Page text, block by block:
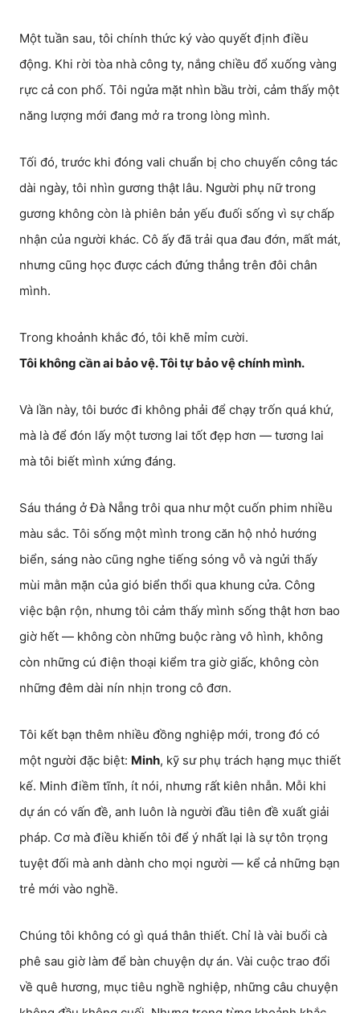
Một tuần sau, tôi chính thức ký vào quyết định điều
động. Khi rời tòa nhà công ty, nắng chiều đổ xuống vàng
rực cả con phố. Tôi ngửa mặt nhìn bầu trời, cảm thấy một
năng lượng mới đang mở ra trong lòng mình.
Tối đó, trước khi đóng vali chuẩn bị cho chuyến công tác
dài ngày, tôi nhìn gương thật lâu. Người phụ nữ trong
gương không còn là phiên bản yếu đuối sống vì sự chấp
nhận của người khác. Cô ấy đã trải qua đau đớn, mất mát,
nhưng cũng học được cách đứng thẳng trên đôi chân
mình.
Trong khoảnh khắc đó, tôi khẽ mỉm cười.
Tôi không cần ai bảo vệ. Tôi tự bảo vệ chính mình.
Và lần này, tôi bước đi không phải để chạy trốn quá khứ,
mà là để đón lấy một tương lai tốt đẹp hơn — tương lai
mà tôi biết mình xứng đáng.
Sáu tháng ở Đà Nẵng trôi qua như một cuốn phim nhiều
màu sắc. Tôi sống một mình trong căn hộ nhỏ hướng
biển, sáng nào cũng nghe tiếng sóng vỗ và ngửi thấy
mùi mằn mặn của gió biển thổi qua khung cửa. Công
việc bận rộn, nhưng tôi cảm thấy mình sống thật hơn bao
giờ hết — không còn những buộc ràng vô hình, không
còn những cú điện thoại kiểm tra giờ giấc, không còn
những đêm dài nín nhịn trong cô đơn.
Tôi kết bạn thêm nhiều đồng nghiệp mới, trong đó có
một người đặc biệt: Minh, kỹ sư phụ trách hạng mục thiết
kế. Minh điềm tĩnh, ít nói, nhưng rất kiên nhẫn. Mỗi khi
dự án có vấn đề, anh luôn là người đầu tiên đề xuất giải
pháp. Cơ mà điều khiến tôi để ý nhất lại là sự tôn trọng
tuyệt đối mà anh dành cho mọi người — kể cả những bạn
trẻ mới vào nghề.
Chúng tôi không có gì quá thân thiết. Chỉ là vài buổi cà
phê sau giờ làm để bàn chuyện dự án. Vài cuộc trao đổi
về quê hương, mục tiêu nghề nghiệp, những câu chuyện